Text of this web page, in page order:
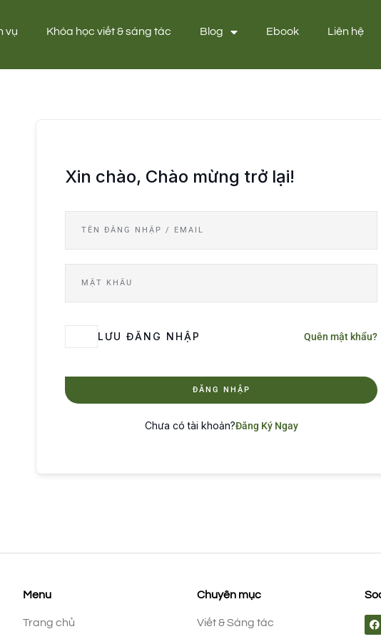
vụ Khóa học viết & sáng tác Blog Ebook Liên hệ
Xin chào, Chào mừng trở lại!
LƯU ĐĂNG NHẬP Quên mật khẩu?
ĐĂNG NHẬP
Chưa có tài khoản?Đăng Ký Ngay
Menu
Trang chủ
Chuyên mục
Viết & Sáng tác